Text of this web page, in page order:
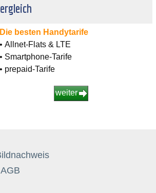
Die besten Handytarife
• Allnet-Flats & LTE
• Smartphone-Tarife
• prepaid-Tarife
weiter